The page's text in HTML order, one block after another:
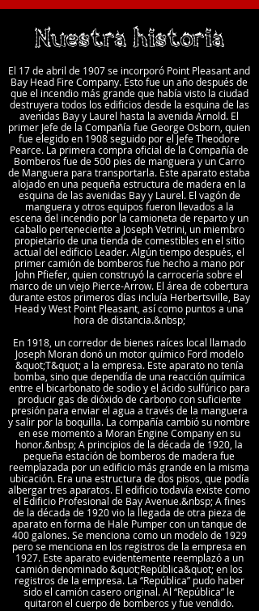
Nuestra historia
El 17 de abril de 1907 se incorporó Point Pleasant and
Bay Head Fire Company. Esto fue un año después de
que el incendio más grande que había visto la ciudad
destruyera todos los edificios desde la esquina de las
avenidas Bay y Laurel hasta la avenida Arnold. El
primer Jefe de la Compañía fue George Osborn, quien
fue elegido en 1908 seguido por el Jefe Theodore
Pearce. La primera compra oficial de la Compañía de
Bomberos fue de 500 pies de manguera y un Carro
de Manguera para transportarla. Este aparato estaba
alojado en una pequeña estructura de madera en la
esquina de las avenidas Bay y Laurel. El vagón de
manguera y otros equipos fueron llevados a la
escena del incendio por la camioneta de reparto y un
caballo perteneciente a Joseph Vetrini, un miembro
propietario de una tienda de comestibles en el sitio
actual del edificio Leader. Algún tiempo después, el
primer camión de bomberos fue hecho a mano por
John Pfiefer, quien construyó la carrocería sobre el
marco de un viejo Pierce-Arrow. El área de cobertura
durante estos primeros días incluía Herbertsville, Bay
Head y West Point Pleasant, así como puntos a una
hora de distancia.&nbsp;
En 1918, un corredor de bienes raíces local llamado
Joseph Moran donó un motor químico Ford modelo
&quot;T&quot; a la empresa. Este aparato no tenía
bomba, sino que dependía de una reacción química
entre el bicarbonato de sodio y el ácido sulfúrico para
producir gas de dióxido de carbono con suficiente
presión para enviar el agua a través de la manguera
y salir por la boquilla. La compañía cambió su nombre
en ese momento a Moran Engine Company en su
honor.&nbsp; A principios de la década de 1920, la
pequeña estación de bomberos de madera fue
reemplazada por un edificio más grande en la misma
ubicación. Era una estructura de dos pisos, que podía
albergar tres aparatos. El edificio todavía existe como
el Edificio Profesional de Bay Avenue.&nbsp; A fines
de la década de 1920 vio la llegada de otra pieza de
aparato en forma de Hale Pumper con un tanque de
400 galones. Se menciona como un modelo de 1929
pero se menciona en los registros de la empresa en
1927. Este aparato evidentemente reemplazó a un
camión denominado &quot;República&quot; en los
registros de la empresa. La “República” pudo haber
sido el camión casero original. Al “República” le
quitaron el cuerpo de bomberos y fue vendido.